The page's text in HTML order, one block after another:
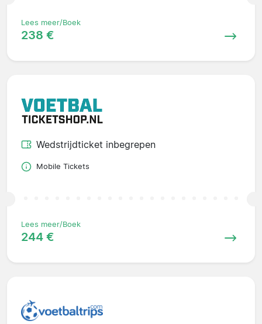
Lees meer/Boek
238 €
Wedstrijdticket inbegrepen
Mobile Tickets
Lees meer/Boek
244 €